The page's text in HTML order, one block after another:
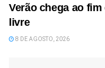
Verão chega ao
livre
8 DE AGOSTO, 2026